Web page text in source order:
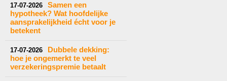
17-07-2026
Samen een
hypotheek? Wat hoofdelijke
aansprakelijkheid écht voor je
betekent
17-07-2026
Dubbele dekking:
hoe je ongemerkt te veel
verzekeringspremie betaalt